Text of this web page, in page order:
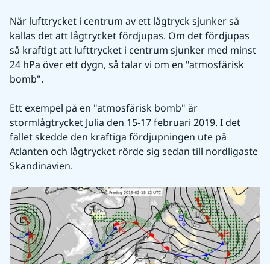
När lufttrycket i centrum av ett lågtryck sjunker så
kallas det att lågtrycket fördjupas. Om det fördjupas
så kraftigt att lufttrycket i centrum sjunker med minst
24 hPa över ett dygn, så talar vi om en "atmosfärisk
bomb".
Ett exempel på en "atmosfärisk bomb" är
stormlågtrycket Julia den 15-17 februari 2019. I det
fallet skedde den kraftiga fördjupningen ute på
Atlanten och lågtrycket rörde sig sedan till nordligaste
Skandinavien.